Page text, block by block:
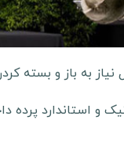
به باز و بسته
و استاندارد